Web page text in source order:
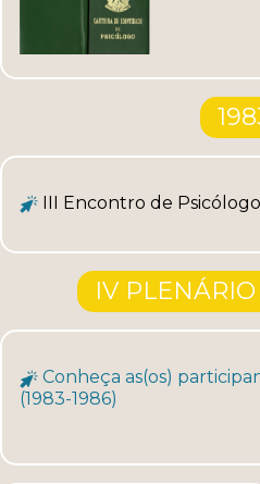
III Encontro de
IV PLENÁRIO
Conheça as(os)
(1983-